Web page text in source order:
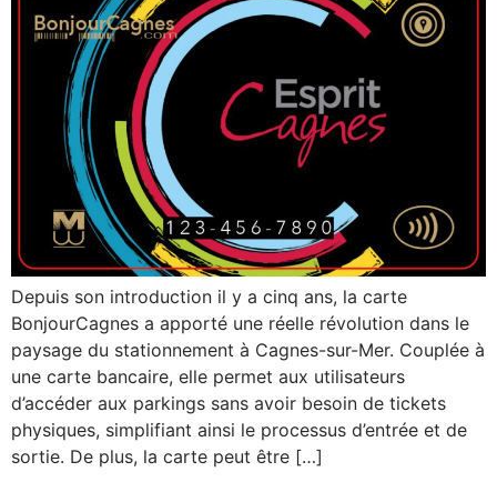
Depuis son introduction il y a cinq ans, la carte
BonjourCagnes a apporté une réelle révolution dans le
paysage du stationnement à Cagnes-sur-Mer. Couplée à
une carte bancaire, elle permet aux utilisateurs
d’accéder aux parkings sans avoir besoin de tickets
physiques, simplifiant ainsi le processus d’entrée et de
sortie. De plus, la carte peut être […]